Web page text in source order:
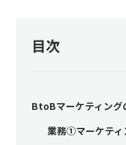
目次
BtoBマーケティング
業務①マーケティ